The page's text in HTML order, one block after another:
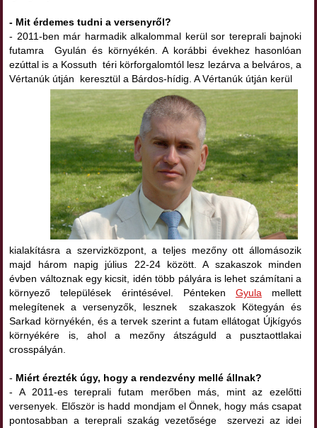
- Mit érdemes tudni a versenyről?
- 2011-ben már harmadik alkalommal kerül sor tereprali bajnoki
futamra Gyulán és környékén. A korábbi évekhez hasonlóan
ezúttal is a Kossuth téri körforgalomtól lesz lezárva a belváros, a
Vértanúk útján keresztül a Bárdos-hídig. A Vértanúk útján kerül
kialakításra a szervizközpont, a teljes mezőny ott állomásozik
majd három napig július 22-24 között. A szakaszok minden
évben változnak egy kicsit, idén több pályára is lehet számítani a
környező települések érintésével. Pénteken Gyula mellett
melegítenek a versenyzők, lesznek szakaszok Kötegyán és
Sarkad környékén, és a tervek szerint a futam ellátogat Újkígyós
környékére is, ahol a mezőny átszáguld a pusztaottlakai
crosspályán.
- Miért érezték úgy, hogy a rendezvény mellé állnak?
- A 2011-es tereprali futam merőben más, mint az ezelőtti
versenyek. Először is hadd mondjam el Önnek, hogy más csapat
pontosabban a tereprali szakág vezetősége szervezi az idei